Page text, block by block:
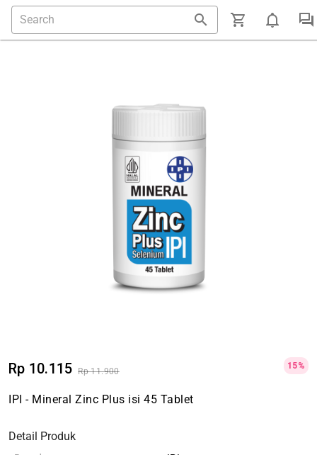
Rp 10.115 Rp 11.900
15%
IPI - Mineral Zinc Plus isi 45 Tablet
Detail Produk